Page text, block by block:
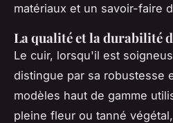
matériaux et un savoir-faire
La qualité et la durabilité
Le cuir, lorsqu'il est
distingue par sa robustesse
modèles haut de gamme
pleine fleur ou tanné